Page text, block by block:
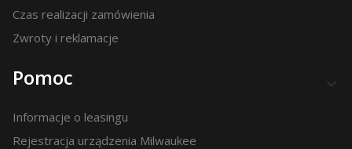
Czas realizacji zamówienia
Zwroty i reklamacje
Pomoc
Informacje o leasingu
Rejestracja urządzenia Milwaukee